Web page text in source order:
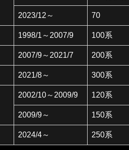
2023/12～ 70
1998/1～2007/9 100系
2007/9～2021/7 200系
2021/8～ 300系
2002/10～2009/9 120系
2009/9～ 150系
2024/4～ 250系